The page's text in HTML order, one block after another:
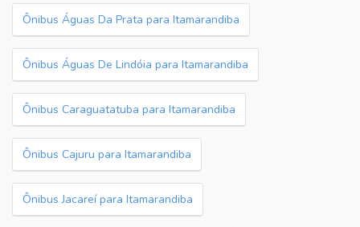
Ônibus Águas Da Prata para Itamarandiba
Ônibus Águas De Lindóia para Itamarandiba
Ônibus Caraguatatuba para Itamarandiba
Ônibus Cajuru para Itamarandiba
Ônibus Jacareí para Itamarandiba